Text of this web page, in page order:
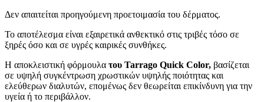
Δεν απαιτείται προηγούμενη προετοιμασία του δέρματος.
Το αποτέλεσμα είναι εξαιρετικά ανθεκτικό στις τριβές τόσο σε
ξηρές όσο και σε υγρές καιρικές συνθήκες.
Η αποκλειστική φόρμουλα του Tarrago Quick Color, βασίζεται
σε υψηλή συγκέντρωση χρωστικών υψηλής ποιότητας και
ελεύθερων διαλυτών, επομένως δεν θεωρείται επικίνδυνη για την
υγεία ή το περιβάλλον.